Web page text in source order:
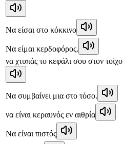
Να είσαι στο κόκκινο
Να είμαι κερδοφόρος.
να χτυπάς το κεφάλι σου στον τοίχο
Να συμβαίνει μια στο τόσο.
να είναι κεραυνός εν αιθρία
Να είναι πιστός